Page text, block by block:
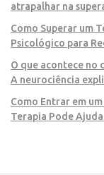
atrapalhar na
Como Superar um
Psicológico para
O que acontece no
A neurociência
Como Entrar em
Terapia Pode